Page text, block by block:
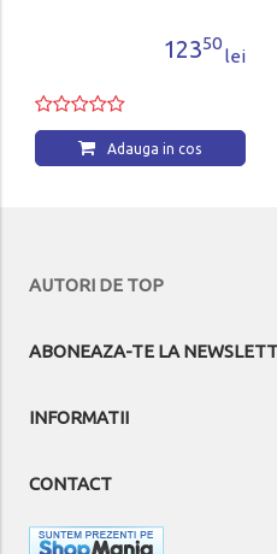
12350
lei
Adauga in cos
AUTORI DE TOP
ABONEAZA-TE LA
INFORMATII
CONTACT